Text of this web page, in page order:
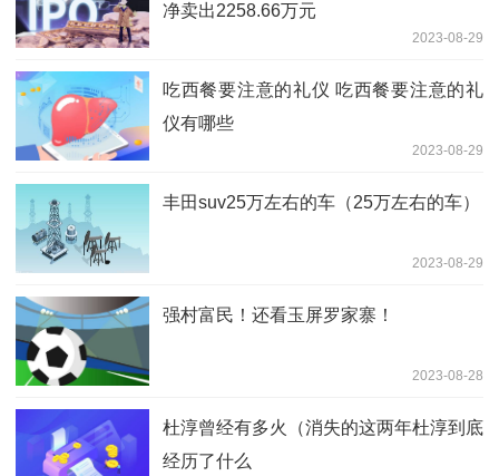
净卖出2258.66万元
2023-08-29
吃西餐要注意的礼仪 吃西餐要注意的礼
仪有哪些
2023-08-29
丰田suv25万左右的车（25万左右的车）
2023-08-29
强村富民！还看玉屏罗家寨！
2023-08-28
杜淳曾经有多火（消失的这两年杜淳到底
经历了什么